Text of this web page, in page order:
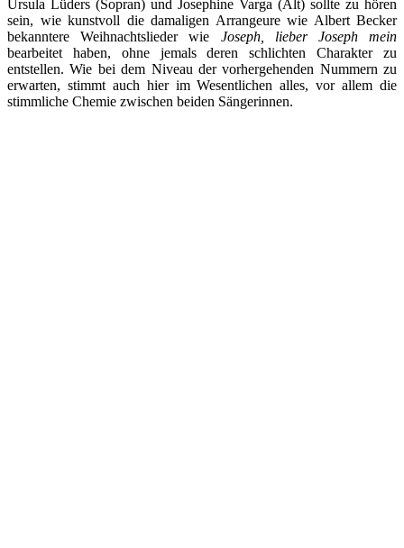
Ursula Lüders (Sopran) und Josephine Varga (Alt) sollte zu hören
sein, wie kunstvoll die damaligen Arrangeure wie Albert Becker
bekanntere Weihnachtslieder wie Joseph, lieber Joseph mein
bearbeitet haben, ohne jemals deren schlichten Charakter zu
entstellen. Wie bei dem Niveau der vorhergehenden Nummern zu
erwarten, stimmt auch hier im Wesentlichen alles, vor allem die
stimmliche Chemie zwischen beiden Sängerinnen.